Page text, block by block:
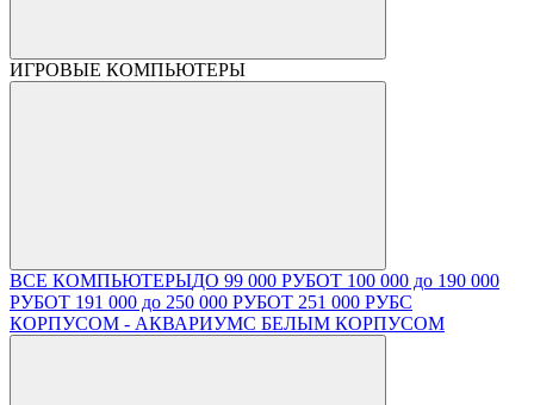
ИГРОВЫЕ КОМПЬЮТЕРЫ
ВСЕ КОМПЬЮТЕРЫДО 99 000 РУБОТ 100 000 до 190 000
РУБОТ 191 000 до 250 000 РУБОТ 251 000 РУБС
КОРПУСОМ - АКВАРИУМС БЕЛЫМ КОРПУСОМ